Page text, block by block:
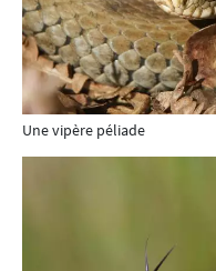
Une vipère péliade